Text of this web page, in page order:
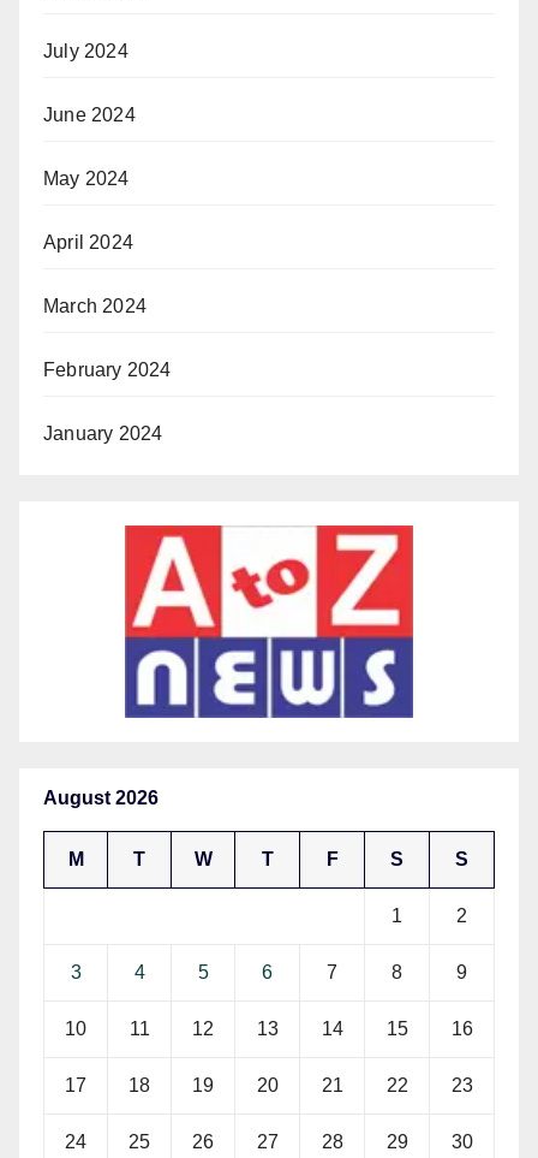
July 2024
June 2024
May 2024
April 2024
March 2024
February 2024
January 2024
August 2026
M T W T F S S
1 2
3 4 5 6 7 8 9
10 11 12 13 14 15 16
17 18 19 20 21 22 23
24 25 26 27 28 29 30